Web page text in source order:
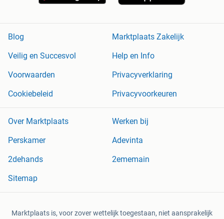
Blog
Marktplaats Zakelijk
Veilig en Succesvol
Help en Info
Voorwaarden
Privacyverklaring
Cookiebeleid
Privacyvoorkeuren
Over Marktplaats
Werken bij
Perskamer
Adevinta
2dehands
2ememain
Sitemap
Marktplaats is, voor zover wettelijk toegestaan, niet aansprakelijk